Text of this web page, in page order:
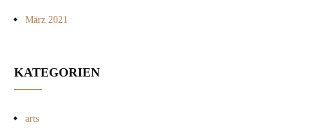
März 2021
KATEGORIEN
arts